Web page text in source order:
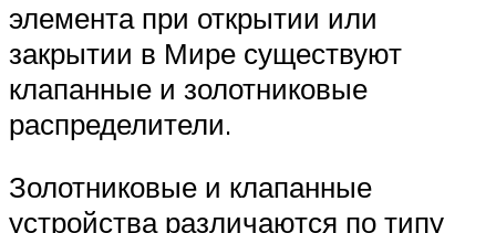
элемента при открытии или
закрытии в Мире существуют
клапанные и золотниковые
распределители.
Золотниковые и клапанные
устройства различаются по типу